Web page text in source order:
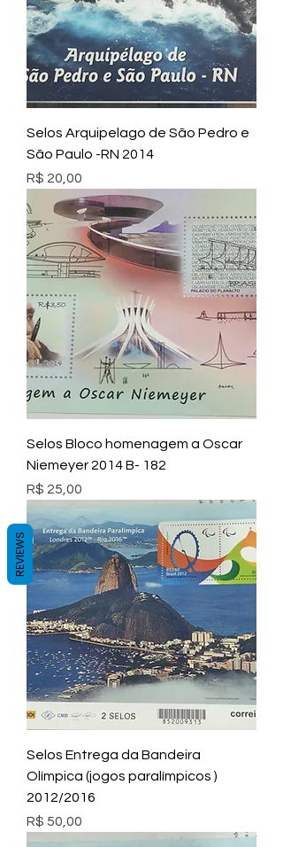
Selos Arquipelago de São Pedro e
São Paulo -RN 2014
Preço
R$ 20,00
Selos Bloco homenagem a Oscar
Niemeyer 2014 B- 182
Preço
R$ 25,00
Selos Entrega da Bandeira
Olímpica (jogos paralímpicos )
2012/2016
Preço
R$ 50,00
REVIEWS